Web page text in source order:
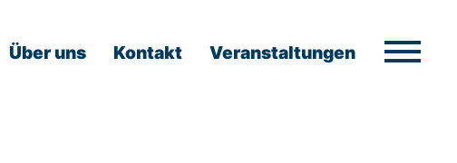
Über uns Kontakt Veranstaltungen